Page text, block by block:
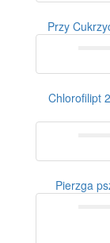
Przy
Chlorofilipt
Pierzga